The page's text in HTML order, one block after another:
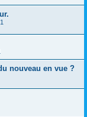
nouveau en vue ?